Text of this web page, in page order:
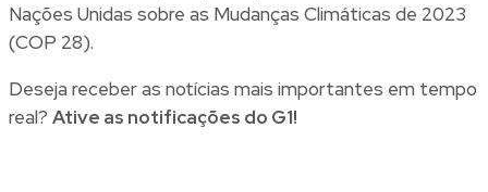
Nações Unidas sobre as Mudanças Climáticas de 2023
(COP 28).
Deseja receber as notícias mais importantes em tempo
real? Ative as notificações do G1!